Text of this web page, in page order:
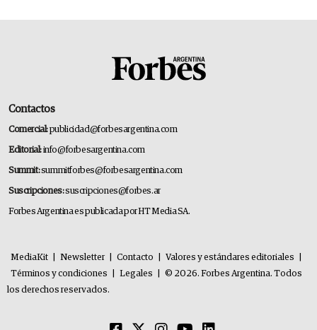
Contactos
Comercial:publicidad@forbesargentina.com
Editorial:info@forbesargentina.com
Summit:summitforbes@forbesargentina.com
Suscripciones:suscripciones@forbes.ar
Forbes Argentina es publicada por HT Media SA.
MediaKit Newsletter Contacto Valores y estándares editoriales
Términos y condiciones
Legales
© 2026. Forbes Argentina. Todos
los derechos reservados.